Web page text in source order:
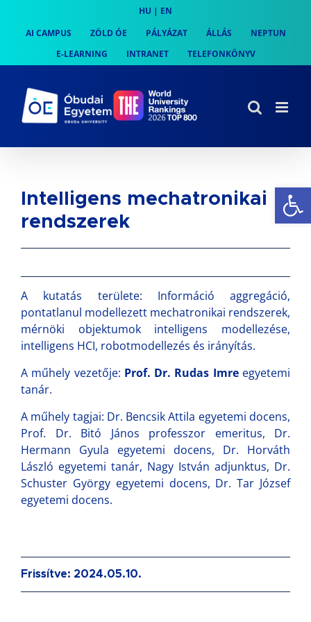
content
HU | EN
AI CAMPUS
ZÖLD ÓE PÁLYÁZAT ÁLLÁS
NEPTUN
E-LEARNING
INTRANET TELEFONKÖNYV
Intelligens mechatronikai
rendszerek
A kutatás területe: Információ aggregáció,
pontatlanul modellezett mechatronikai rendszerek,
mérnöki objektumok intelligens modellezése,
intelligens HCI, robotmodellezés és irányítás.
A műhely vezetője: Prof. Dr. Rudas Imreegyetemi
tanár.
A műhely tagjai: Dr. Bencsik Attila egyetemi docens,
Prof. Dr. Bitó János professzor emeritus, Dr.
Hermann Gyula egyetemi docens, Dr. Horváth
László egyetemi tanár, Nagy István adjunktus, Dr.
Schuster György egyetemi docens, Dr. Tar József
egyetemi docens.
Frissítve: 2024.05.10.